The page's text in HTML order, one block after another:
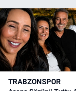
TRABZONSPOR